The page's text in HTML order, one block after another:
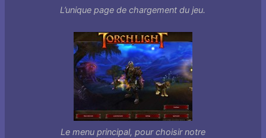
L’unique page de chargement du jeu.
Le menu principal, pour choisir notre